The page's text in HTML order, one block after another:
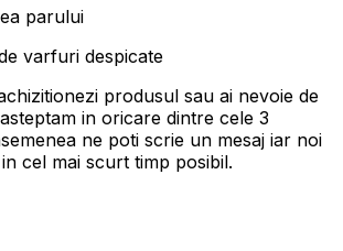
parului
varfuri despicate
produsul sau ai nevoie de
in oricare dintre cele 3
ne poti scrie un mesaj iar noi
cel mai scurt timp posibil.